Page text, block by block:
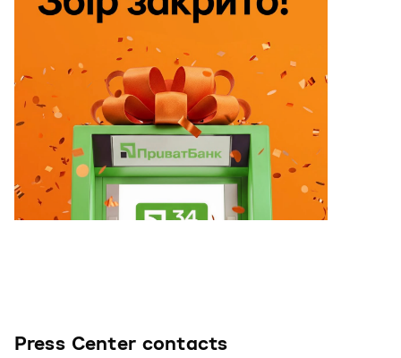
Press Center contacts